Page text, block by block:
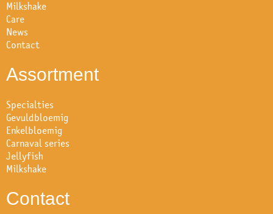
Milkshake
Care
News
Contact
Assortment
Specialties
Gevuldbloemig
Enkelbloemig
Carnaval series
Jellyfish
Milkshake
Contact